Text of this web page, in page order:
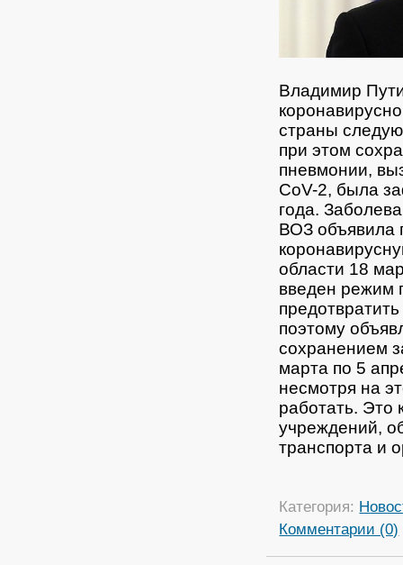
Владимир
страны
при этом
пневмонии,
CoV-2, была
года.
ВОЗ объявила
области 18
введен режим
поэтому
сохранением
марта по 5
несмотря на
работать. Это
учреждений,
транспорта и
Категория:
Комментарии (0)